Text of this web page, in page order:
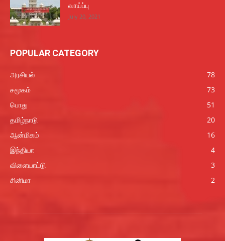
வாய்ப்பு
July 20, 2021
POPULAR CATEGORY
அரசியல்
78
சமூகம்
73
பொது
51
தமிழ்நாடு
20
ஆன்மிகம்
16
இந்தியா
4
விளையாட்டு
3
சினிமா
2